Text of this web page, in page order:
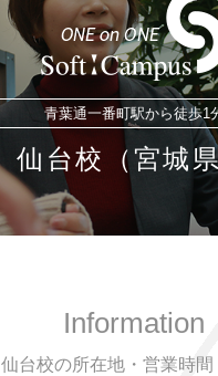
青葉通一番町駅から徒歩1
仙台校（宮城
Information
仙台校の所在地・営業時間